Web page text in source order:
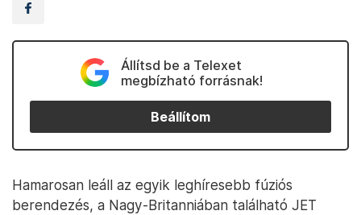
Állítsd be a Telexet
megbízható forrásnak!
Beállítom
Hamarosan leáll az egyik leghíresebb fúziós
berendezés, a Nagy-Britanniában található JET